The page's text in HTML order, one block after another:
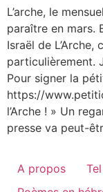
L’arche, le
paraître en mars.
Israël de
particulièrement.
Pour signer la
https://
l’Arche ! » Un
presse va peut-
A propos